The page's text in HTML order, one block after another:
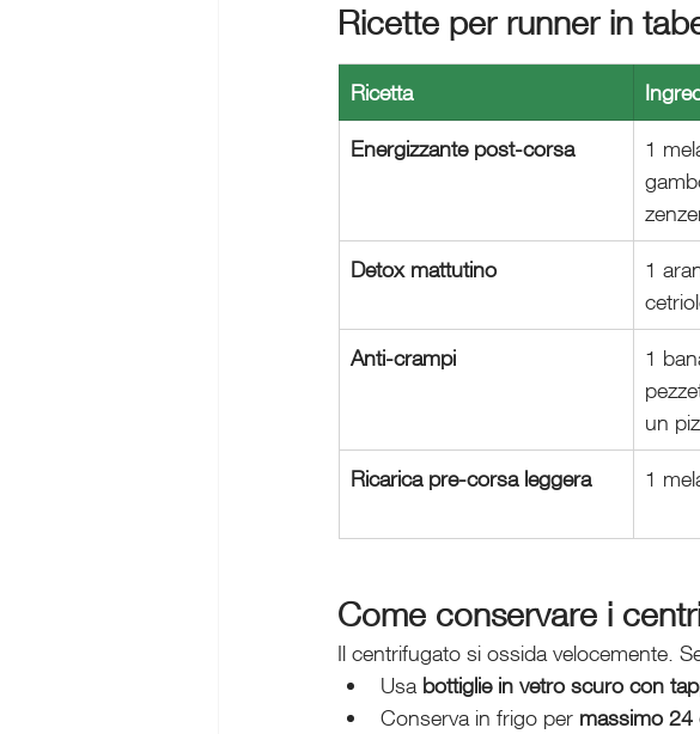
Ricette per runner in
Ricetta
Energizzante post-corsa
1
Detox mattutino
1
Anti-crampi
1
un
Ricarica pre-corsa leggera 1
Come conservare i
Il centrifugato si ossida velocemente.
Usa bottiglie in vetro scuro con
Conserva in frigo per massimo 24